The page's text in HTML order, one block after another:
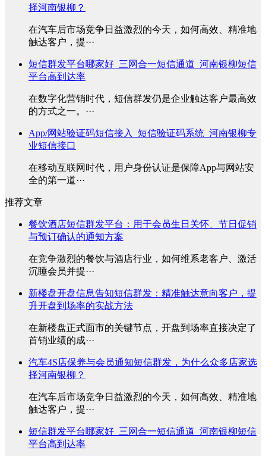
择河南银柳？
在汽车后市场竞争日益激烈的今天，如何高效、精准地
触达客户，提···
短信群发平台哪家好_三网合一短信通道_河南银柳短信
平台高到达率
在数字化营销时代，短信群发仍是企业触达客户最高效
的方式之一。···
App/网站验证码短信接入_短信验证码系统_河南银柳专
业短信接口
在移动互联网时代，用户身份认证是保障App与网站安
全的第一道···
推荐文章
餐饮酒店短信群发平台：用于会员生日关怀、节日促销
与预订确认的通知方案
在竞争激烈的餐饮与酒店行业，如何维系老客户、激活
沉睡会员并提···
新楼盘开盘信息告知短信群发：精准触达意向客户，提
升开盘到场率的实战方法
在新楼盘正式面市的关键节点，开盘到场率直接决定了
首销业绩的成···
汽车4S店保养与会员通知短信群发，为什么众多店家选
择河南银柳？
在汽车后市场竞争日益激烈的今天，如何高效、精准地
触达客户，提···
短信群发平台哪家好_三网合一短信通道_河南银柳短信
平台高到达率